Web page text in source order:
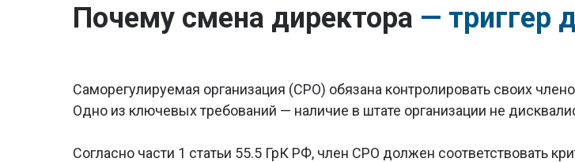
Почему смена директора — триггер
Саморегулируемая организация (СРО) обязана контролировать своих
Одно из ключевых требований — наличие в штате организации не
Согласно части 1 статьи 55.5 ГрК РФ, член СРО должен соответствовать